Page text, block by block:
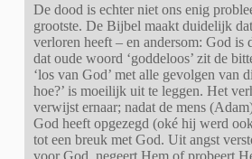
De dood is echter niet ons enig
grootste. De Bijbel maakt duidelijk
verloren heeft – en andersom: God is
dat oude woord ‘goddeloos’ zit de
‘los van God’ met alle gevolgen van
hoe?’ is moeilijk uit te leggen. Het
verwijst ernaar; nadat de mens
God heeft opgezegd (oké hij werd
tot een breuk met God. Uit angst
voor God, negeert Hem of probeert